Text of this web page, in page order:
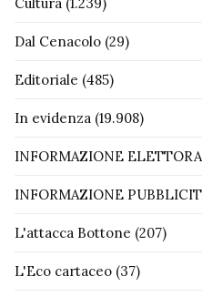
Dal Cenacolo (29)
Editoriale (485)
In evidenza (19.908)
INFORMAZIONE
INFORMAZIONE
L'attacca Bottone (207)
L'Eco cartaceo (37)